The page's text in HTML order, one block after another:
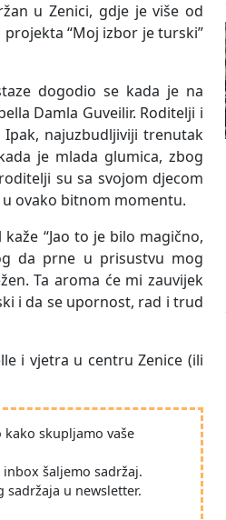
u Zenici, gdje je više od
“Moj izbor je turski”
dogodio se kada je na
Damla Guveilir. Roditelji i
najuzbudljiviji trenutak
je mlada glumica, zbog
su sa svojom djecom
ovako bitnom momentu.
“Jao to je bilo magično,
da prne u prisustvu mog
Ta aroma će mi zauvijek
i da se upornost, rad i trud
i vjetra u centru Zenice (ili
skupljamo vaše
šaljemo sadržaj.
sadržaja u newsletter.